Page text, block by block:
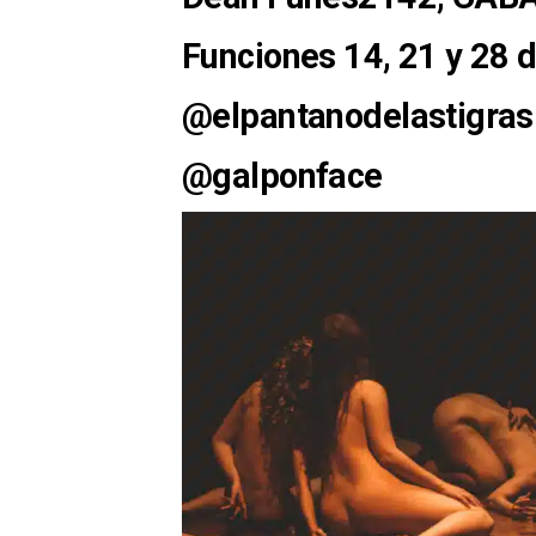
Funciones 14, 21 y 28
@elpantanodelastigras
@galponface